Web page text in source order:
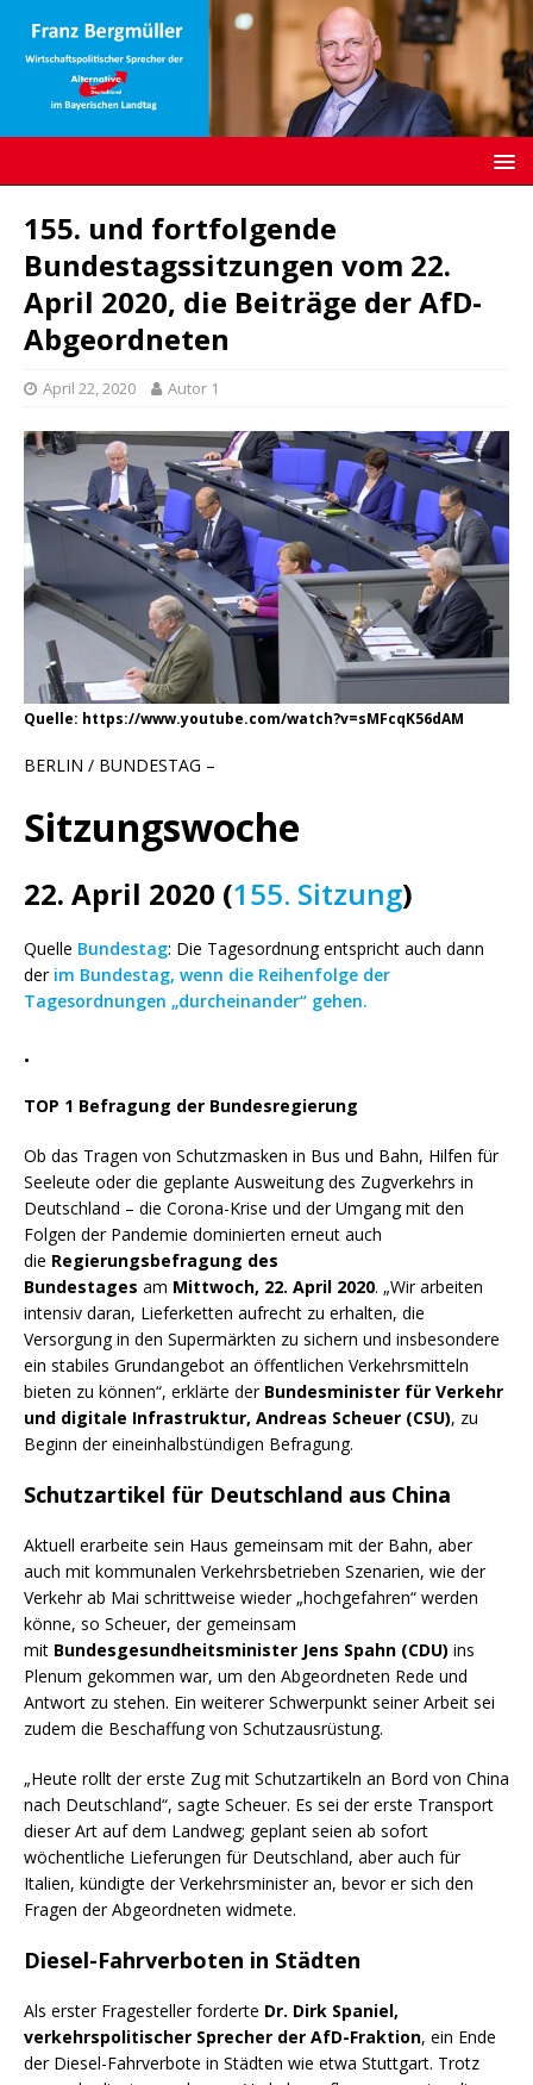
155. und fortfolgende
Bundestagssitzungen vom 22.
April 2020, die Beiträge der AfD-
Abgeordneten
April 22, 2020 Autor 1
Quelle: https://www.youtube.com/watch?v=sMFcqK56dAM
BERLIN / BUNDESTAG –
Sitzungswoche
22. April 2020 (155. Sitzung)
Quelle Bundestag: Die Tagesordnung entspricht auch dann
derim Bundestag, wenn die Reihenfolge der
Tagesordnungen „durcheinander“ gehen.
.
TOP 1 Befragung der Bundesregierung
Ob das Tragen von Schutzmasken in Bus und Bahn, Hilfen für
Seeleute oder die geplante Ausweitung des Zugverkehrs in
Deutschland – die Corona-Krise und der Umgang mit den
Folgen der Pandemie dominierten erneut auch
die Regierungsbefragung des
Bundestages am Mittwoch, 22. April 2020. „Wir arbeiten
intensiv daran, Lieferketten aufrecht zu erhalten, die
Versorgung in den Supermärkten zu sichern und insbesondere
ein stabiles Grundangebot an öffentlichen Verkehrsmitteln
bieten zu können“, erklärte der Bundesminister für Verkehr
und digitale Infrastruktur, Andreas Scheuer (CSU), zu
Beginn der eineinhalbstündigen Befragung.
Schutzartikel für Deutschland aus China
Aktuell erarbeite sein Haus gemeinsam mit der Bahn, aber
auch mit kommunalen Verkehrsbetrieben Szenarien, wie der
Verkehr ab Mai schrittweise wieder „hochgefahren“ werden
könne, so Scheuer, der gemeinsam
mit Bundesgesundheitsminister Jens Spahn (CDU) ins
Plenum gekommen war, um den Abgeordneten Rede und
Antwort zu stehen. Ein weiterer Schwerpunkt seiner Arbeit sei
zudem die Beschaffung von Schutzausrüstung.
„Heute rollt der erste Zug mit Schutzartikeln an Bord von China
nach Deutschland“, sagte Scheuer. Es sei der erste Transport
dieser Art auf dem Landweg; geplant seien ab sofort
wöchentliche Lieferungen für Deutschland, aber auch für
Italien, kündigte der Verkehrsminister an, bevor er sich den
Fragen der Abgeordneten widmete.
Diesel-Fahrverboten in Städten
Als erster Fragesteller forderte Dr. Dirk Spaniel,
verkehrspolitischer Sprecher der AfD-Fraktion, ein Ende
der Diesel-Fahrverbote in Städten wie etwa Stuttgart. Trotz